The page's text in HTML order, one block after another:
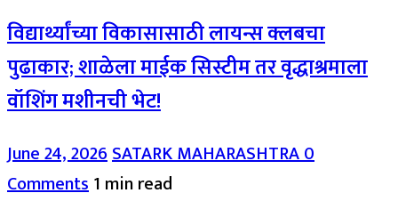
विद्यार्थ्यांच्या विकासासाठी लायन्स क्लबचा
पुढाकार; शाळेला माईक सिस्टीम तर वृद्धाश्रमाला
वॉशिंग मशीनची भेट!
June 24, 2026SATARK MAHARASHTRA0
Comments1 min read